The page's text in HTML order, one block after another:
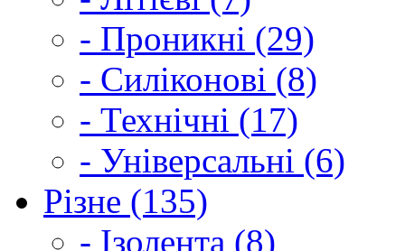
- Проникні (29)
- Силіконові (8)
- Технічні (17)
- Універсальні (6)
Різне (135)
- Ізолента (8)